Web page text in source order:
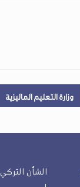
وزارة التعليم الماليزية
الشأن التركي